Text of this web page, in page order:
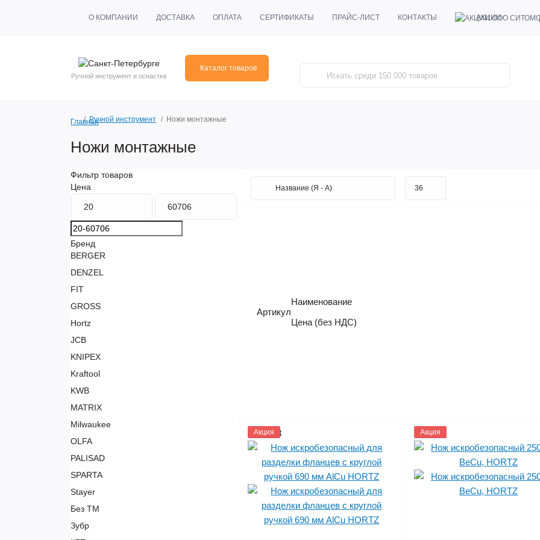
О КОМПАНИИ ДОСТАВКА ОПЛАТА СЕРТИФИКАТЫ ПРАЙС-ЛИСТ КОНТАКТЫ АКЦИИ
Ручной инструмент и оснастка
Каталог товаров
ГлавнаяРучной инструмент Ножи монтажные
Ножи монтажные
Фильтр товаров
Цена
Бренд
BERGER
DENZEL
FIT
GROSS
Hortz
JCB
KNIPEX
Kraftool
KWB
MATRIX
Milwaukee
OLFA
PALISAD
SPARTA
Stayer
Без ТМ
Зубр
Артикул
Наименование
Цена (без НДС)
1095263
Акция 1119695
Акция